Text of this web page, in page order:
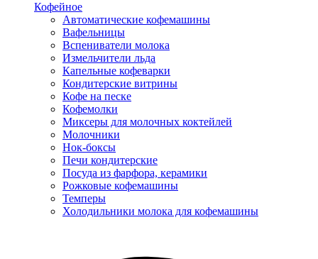
Кофейное
Автоматические кофемашины
Вафельницы
Вспениватели молока
Измельчители льда
Капельные кофеварки
Кондитерские витрины
Кофе на песке
Кофемолки
Миксеры для молочных коктейлей
Молочники
Нок-боксы
Печи кондитерские
Посуда из фарфора, керамики
Рожковые кофемашины
Темперы
Холодильники молока для кофемашины